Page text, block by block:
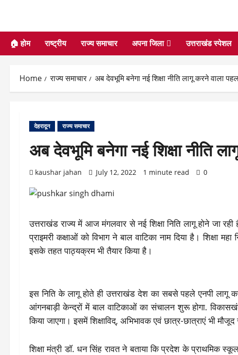
🏠 होम राष्ट्रीय राज्य समाचार अपना जिला उत्तराखंड स्पेशल
Home राज्य समाचार अब देवभूमि बनेगा नई शिक्षा नीति लागू करने वाला
देहरादून राज्य समाचार
अब देवभूमि बनेगा नई शिक्षा नीति
kaushar jahan July 12, 2022 1 minute read 0
उत्तराखंड राज्य में आज मंगलवार से नई शिक्षा निति लागू होने जा
प्राइमरी कक्षाओं को विभाग ने बाल वाटिका नाम दिया है। शिक्षा
इसके तहत पाठ्यक्रम भी तैयार किया है।
इस निति के लागू होते ही उत्तराखंड देश का सबसे पहले एनपी लागू
आंगनबाड़ी केन्द्रों में बाल वाटिकाओं का संचालन शुरू होगा.
किया जाएगा। इसमें शिक्षाविद्, अभिभावक एवं छात्र-छात्राएं भी मौजूद
शिक्षा मंत्री डॉ. धन सिंह रावत ने बताया कि प्रदेश के प्राथमिक